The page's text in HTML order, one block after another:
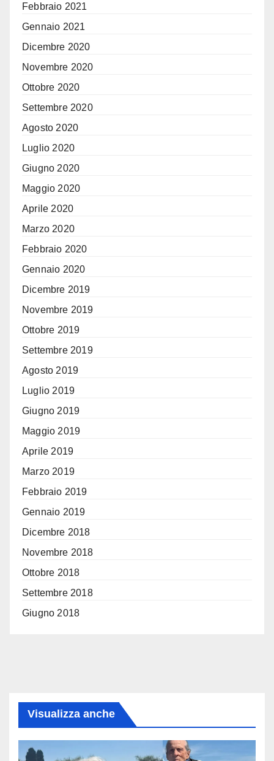
Febbraio 2021
Gennaio 2021
Dicembre 2020
Novembre 2020
Ottobre 2020
Settembre 2020
Agosto 2020
Luglio 2020
Giugno 2020
Maggio 2020
Aprile 2020
Marzo 2020
Febbraio 2020
Gennaio 2020
Dicembre 2019
Novembre 2019
Ottobre 2019
Settembre 2019
Agosto 2019
Luglio 2019
Giugno 2019
Maggio 2019
Aprile 2019
Marzo 2019
Febbraio 2019
Gennaio 2019
Dicembre 2018
Novembre 2018
Ottobre 2018
Settembre 2018
Giugno 2018
Visualizza anche